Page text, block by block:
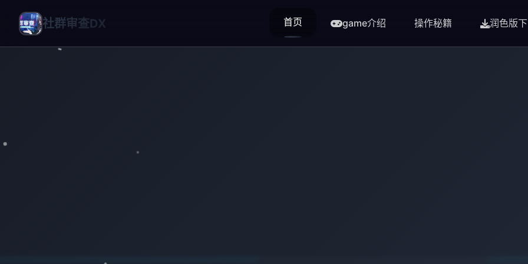
社群审查DX 首页 game介绍 操作秘籍 润色版